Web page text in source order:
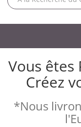
Vous êtes
Créez
*Nous